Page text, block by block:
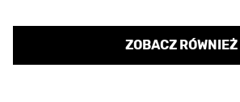
ZOBACZ RÓWNIEŻ